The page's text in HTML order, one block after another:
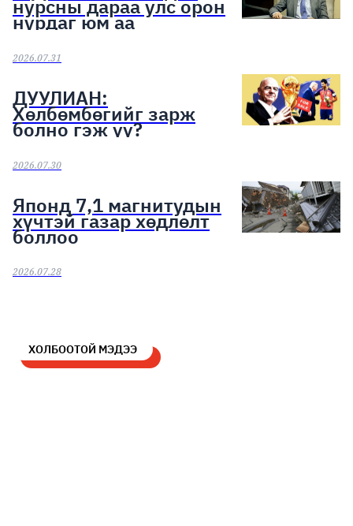
нурсны дараа улс орон
нурдаг юм аа
2026.07.31
ДУУЛИАН:
Хөлбөмбөгийг зарж
болно гэж үү?
2026.07.30
Японд 7,1 магнитудын
хүчтэй газар хөдлөлт
боллоо
2026.07.28
ХОЛБООТОЙ МЭДЭЭ